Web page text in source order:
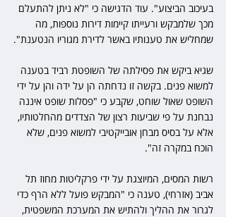
בעיכוב הביצוע". עוד הדגישה כי "לא ניתן להתעלם
מכך שלמבקש ורעייתו קיימות דירות נוספות, מה
שמחליש את טענותיו באשר לדירת מגוריו הנטענת".
שגיא ביקש את פסילתה של השופטת רביד בטענה
למשוא פנים. בקשה זו נדחתה הן על ידה והן על ידי
השופט שאול שוחט, שקבע כי "פסלות שופט איננה
נבחנת על פי שביעות רצון של הצדדים מהחלטותיו,
אלא על בסיס מבחן אובייקטיבי למשוא פנים, שלא
הוכח במקרה זה".
רשות המסים, המיוצגת על ידי פרקליטות מחוז תל
אביב (אזרחי), טענה כי "המבקש פועל ללא הרף כדי
לגרור את ההליך ולהתיש את המערכת המשפטית,